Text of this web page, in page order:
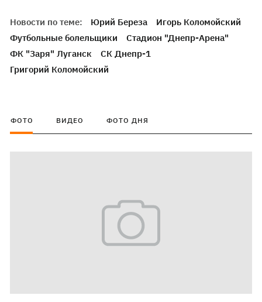
Новости по теме: Юрий Береза
Игорь Коломойский
Футбольные болельщики
Стадион "Днепр-Арена"
ФК "Заря" Луганск
СК Днепр-1
Григорий Коломойский
ФОТО ВИДЕО ФОТО ДНЯ